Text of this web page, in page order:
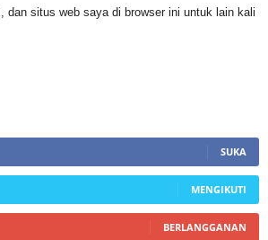
dan situs web saya di browser ini untuk lain kali
SUKA
MENGIKUTI
BERLANGGANAN